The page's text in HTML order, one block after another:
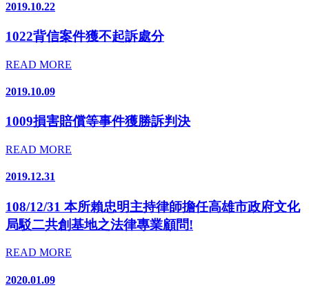
2019.10.22
1022背信案件獲不起訴處分
READ MORE
2019.10.09
1009損害賠償等事件獲勝訴判決
READ MORE
2019.12.31
108/12/31 本所賴忠明主持律師擔任高雄市政府文化
局駁二共創基地之法律專業顧問!
READ MORE
2020.01.09